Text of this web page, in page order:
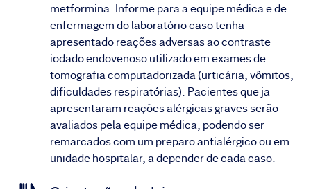
metformina. Informe para a equipe médica e de
enfermagem do laboratório caso tenha
apresentado reações adversas ao contraste
iodado endovenoso utilizado em exames de
tomografia computadorizada (urticária, vômitos,
dificuldades respiratórias). Pacientes que ja
apresentaram reações alérgicas graves serão
avaliados pela equipe médica, podendo ser
remarcados com um preparo antialérgico ou em
unidade hospitalar, a depender de cada caso.